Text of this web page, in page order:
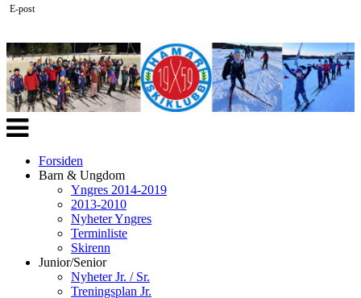
Veksle
navigasjon
Forsiden
Barn & Ungdom
Yngres 2014-2019
2013-2010
Nyheter Yngres
Terminliste
Skirenn
Junior/Senior
Nyheter Jr. / Sr.
Treningsplan Jr.
E-post